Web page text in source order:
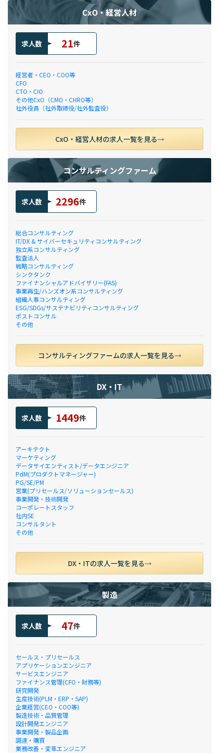
CxO・経営人材
求人数 21件
経営者・CEO・COO等
CFO
CTO・CIO
その他CxO（CMO・CHRO等）
社外役員（社外取締役/社外監査役）
CxO・経営人材の求人一覧を見る
コンサルティングファーム
求人数 2296件
総合コンサルティング
IT/DX & サイバーセキュリティコンサルティング
独立系コンサルティング
監査法人
戦略コンサルティング
シンクタンク
ファイナンシャルアドバイザリー(FAS)
事業再生/ハンズオン系コンサルティング
組織人事コンサルティング
ESG/SDGs/サステナビリティコンサルティング
ポストコンサル
その他
コンサルティングファームの求人一覧を見る
DX・IT
求人数 1449件
アーキテクト
マーケティング
データサイエンティスト/データエンジニア
PdM(プロダクトマネージャー)
PG/SE/PM
営業(プリセールス/ソリューションセールス)
事業開発・技術開発
コーポレートスタッフ
社内SE
コンサルタント
その他
DX・ITの求人一覧を見る
製造
求人数 47件
セールス・プリセールス
アプリケーションエンジニア
サービスエンジニア
ファイナンス管理(CFO・財務等)
研究開発
生産技術(PLM・ERP・SAP)
企業経営(CEO・COO等)
製造技術・品質管理
設計開発エンジニア
事業開発・製品企画
調達・購買
業務改善・変革エンジニア